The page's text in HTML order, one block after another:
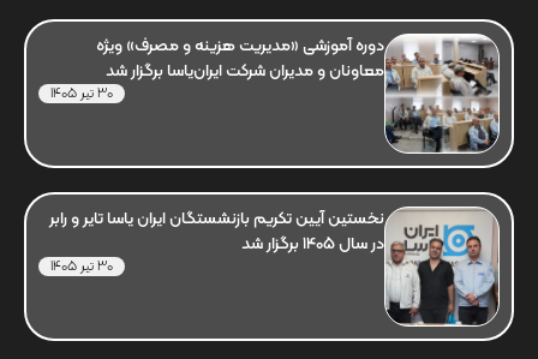
دوره آموزشی «مدیریت هزینه و مصرف» ویژه
معاونان و مدیران شرکت ایران‌یاسا برگزار شد
30 تیر 1405
نخستین آیین تکریم بازنشستگان ایران یاسا تایر و رابر
در سال 1405 برگزار شد
30 تیر 1405